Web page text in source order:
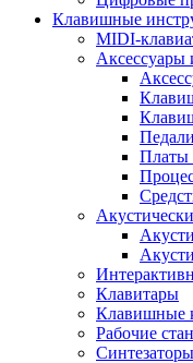
Клавишные
MIDI-
Педали
Платы
Клавитары
Клавишные
Рабочие